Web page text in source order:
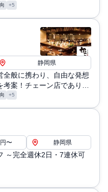
（30歳未満の独身者はレ
勤可、ガソリン代支給、
引っ越しを必要とする場
。+5
静岡県
全般に携わり、自由な発想
案！チェーン店でありな
。+5
〜 静岡県
～完全週休2日・7連休可